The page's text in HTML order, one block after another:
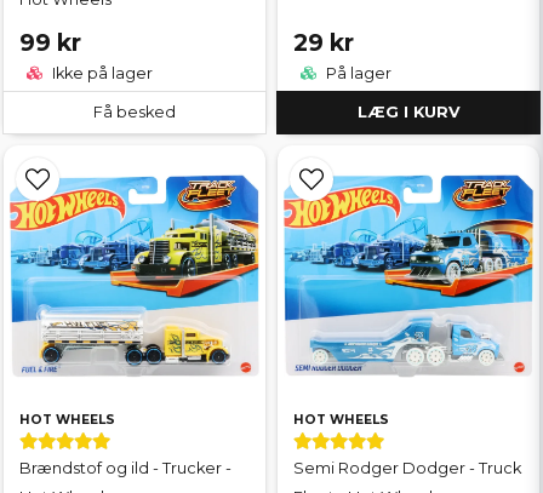
99 kr
Ikke på lager
Få besked
29 kr
På lager
LÆG I KURV
HOT WHEELS
Brændstof og ild - Trucker -
HOT WHEELS
Semi Rodger Dodger - Truck